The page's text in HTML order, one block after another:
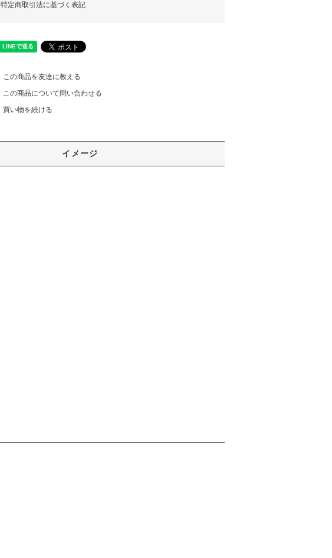
特定商取引法に基づく表記
この商品を友達に教える
この商品について問い合わせる
買い物を続ける
イメージ